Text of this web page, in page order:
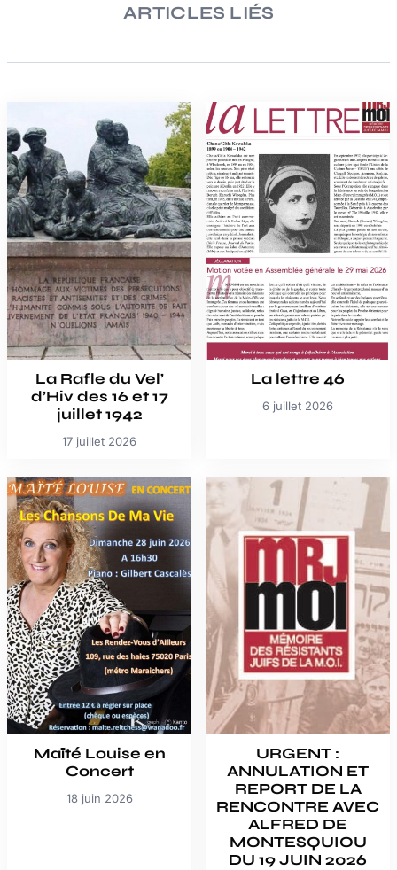
ARTICLES LIÉS
La Rafle du Vel’
d’Hiv des 16 et 17
juillet 1942
17 juillet 2026
La lettre 46
6 juillet 2026
Maïté Louise en
Concert
18 juin 2026
URGENT :
ANNULATION ET
REPORT DE LA
RENCONTRE AVEC
ALFRED DE
MONTESQUIOU
DU 19 JUIN 2026